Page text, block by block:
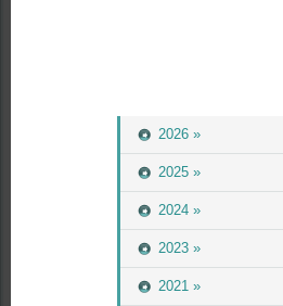
2026 »
2025 »
2024 »
2023 »
2021 »